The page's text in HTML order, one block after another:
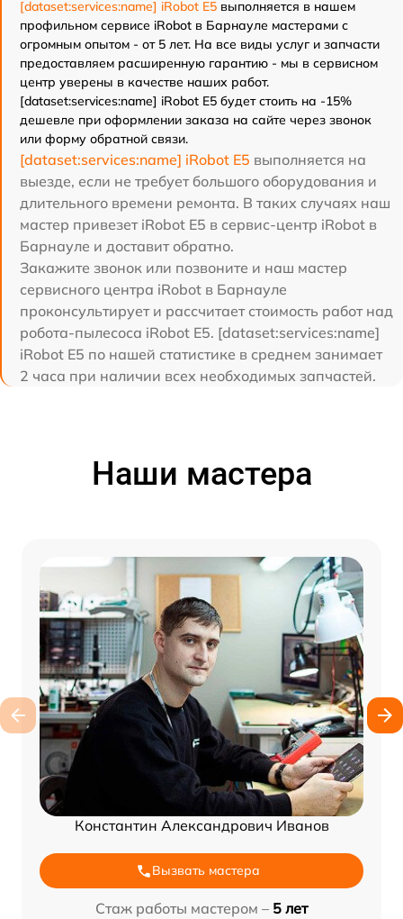
[dataset:services:name] iRobot E5 выполняется в нашем
профильном сервисе iRobot в Барнауле мастерами с
огромным опытом - от 5 лет. На все виды услуг и запчасти
предоставляем расширенную гарантию - мы в сервисном
центр уверены в качестве наших работ.
[dataset:services:name] iRobot E5 будет стоить на -15%
дешевле при оформлении заказа на сайте через звонок
или форму обратной связи.
[dataset:services:name] iRobot E5 выполняется на
выезде, если не требует большого оборудования и
длительного времени ремонта. В таких случаях наш
мастер привезет iRobot E5 в сервис-центр iRobot в
Барнауле и доставит обратно.
Закажите звонок или позвоните и наш мастер
сервисного центра iRobot в Барнауле
проконсультирует и рассчитает стоимость работ над
робота-пылесоса iRobot E5. [dataset:services:name]
iRobot E5 по нашей статистике в среднем занимает
2 часа при наличии всех необходимых запчастей.
Наши мастера
Константин Александрович Иванов
Вызвать мастера
Стаж работы мастером – 5 лет